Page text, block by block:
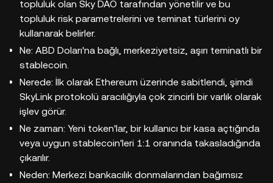
topluluk olan Sky DAO tarafından yönetilir ve bu
topluluk risk parametrelerini ve teminat türlerini oy
kullanarak belirler.
Ne: ABD Doları'na bağlı, merkeziyetsiz, aşırı teminatlı bir
stablecoin.
Nerede: İlk olarak Ethereum üzerinde sabitlendi, şimdi
SkyLink protokolü aracılığıyla çok zincirli bir varlık olarak
işlev görür.
Ne zaman: Yeni token'lar, bir kullanıcı bir kasa açtığında
veya uygun stablecoin'leri 1:1 oranında takasladığında
çıkarılır.
Neden: Merkezi bankacılık donmalarından bağımsız